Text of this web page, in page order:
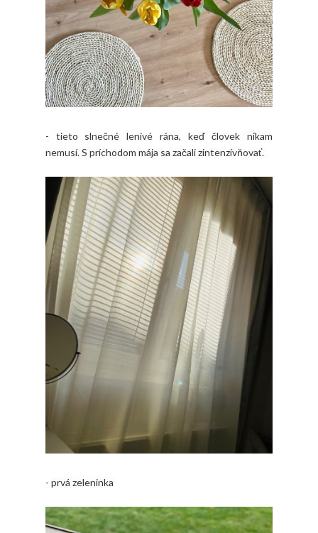
- tieto slnečné lenivé rána, keď človek nikam
nemusí. S príchodom mája sa začali zintenzívňovať.
- prvá zeleninka